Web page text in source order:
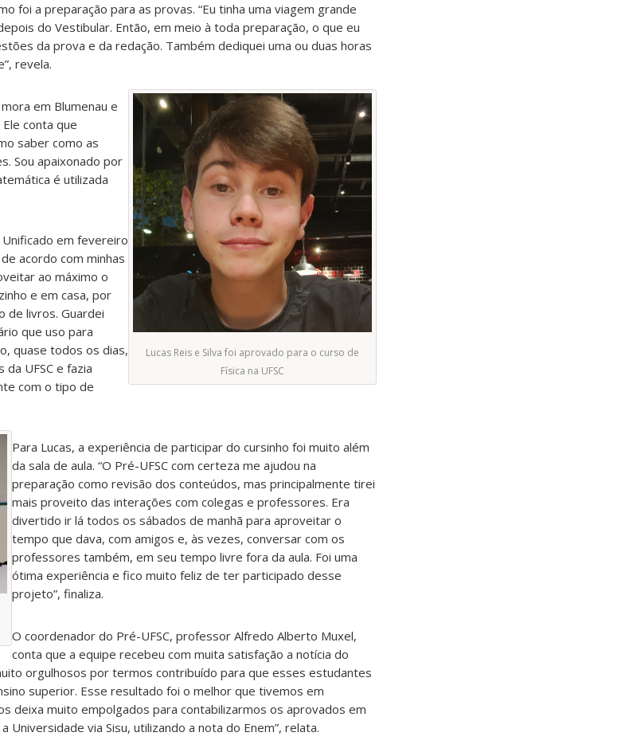
foi a preparação para as provas. “Eu tinha uma viagem grande
do Vestibular. Então, em meio à toda preparação, o que eu
da prova e da redação. Também dediquei uma ou duas horas
revela.
Lucas Reis e Silva foi aprovado para o curso de
Física na UFSC
em Blumenau e
conta que
saber como as
Sou apaixonado por
é utilizada
em fevereiro
acordo com minhas
ao máximo o
e em casa, por
de livros. Guardei
que uso para
quase todos os dias,
UFSC e fazia
com o tipo de
Para Lucas, a experiência de participar do cursinho foi muito além
da sala de aula. “O Pré-UFSC com certeza me ajudou na
preparação como revisão dos conteúdos, mas principalmente tirei
mais proveito das interações com colegas e professores. Era
divertido ir lá todos os sábados de manhã para aproveitar o
tempo que dava, com amigos e, às vezes, conversar com os
professores também, em seu tempo livre fora da aula. Foi uma
ótima experiência e fico muito feliz de ter participado desse
projeto”, finaliza.
O coordenador do Pré-UFSC, professor Alfredo Alberto Muxel,
conta que a equipe recebeu com muita satisfação a notícia do
orgulhosos por termos contribuído para que esses estudantes
superior. Esse resultado foi o melhor que tivemos em
deixa muito empolgados para contabilizarmos os aprovados em
via Sisu, utilizando a nota do Enem”, relata.